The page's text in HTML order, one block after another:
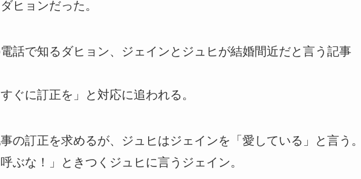
ヒョンだった。
話で知るダヒョン、ジェインとジュヒが結婚間近だと言う記事
ぐに訂正を」と対応に追われる。
の訂正を求めるが、ジュヒはジェインを「愛している」と言う。
ぶな！」ときつくジュヒに言うジェイン。